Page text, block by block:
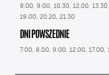
8.00, 9.00, 10.30, 12.00,
19.00, 20.20, 21.30
DNI POWSZEDNIE
7.00, 8.00, 9.00, 12.00, 17.00,